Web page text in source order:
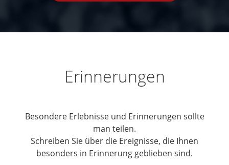
Erinnerungen
Besondere Erlebnisse und Erinnerungen sollte
man teilen.
Schreiben Sie über die Ereignisse, die Ihnen
besonders in Erinnerung geblieben sind.